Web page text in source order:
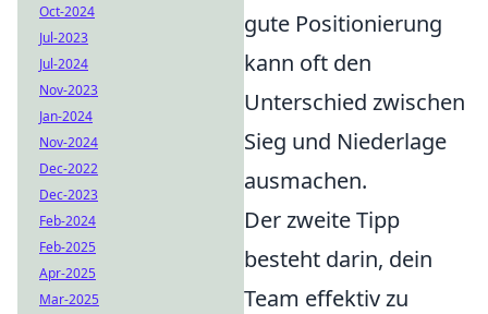
gute Positionierung
kann oft den
Unterschied zwischen
Sieg und Niederlage
ausmachen.
Der zweite Tipp
besteht darin, dein
Team effektiv zu
Oct-2024
Jul-2023
Jul-2024
Nov-2023
Jan-2024
Nov-2024
Dec-2022
Dec-2023
Feb-2024
Feb-2025
Apr-2025
Mar-2025